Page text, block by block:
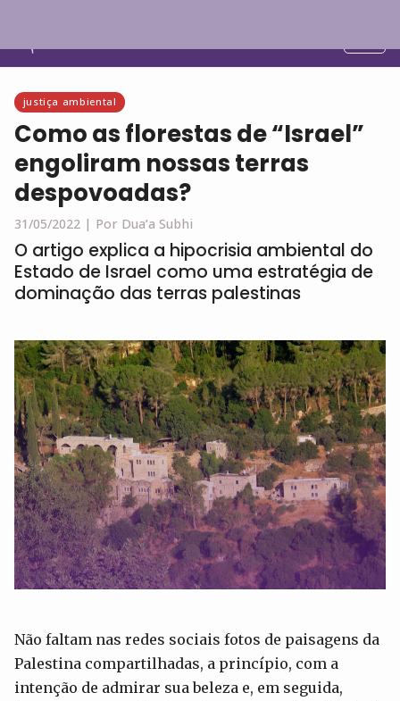
justiça ambiental
Como as florestas de “Israel”
engoliram nossas terras
despovoadas?
31/05/2022 | Por Dua’a Subhi
O artigo explica a hipocrisia ambiental do
Estado de Israel como uma estratégia de
dominação das terras palestinas
Não faltam nas redes sociais fotos de paisagens da
Palestina compartilhadas, a princípio, com a
intenção de admirar sua beleza e, em seguida,